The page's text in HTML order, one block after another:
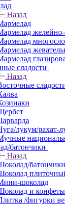
Назад
сладости
Назад
лукум/рахат-
батончики
Назад
батончики
шоколад
и
/фигурки